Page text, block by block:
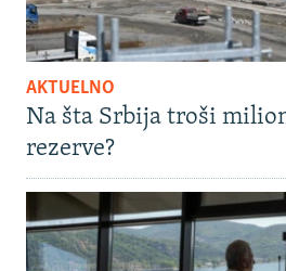
AKTUELNO
Na šta Srbija troši
rezerve?